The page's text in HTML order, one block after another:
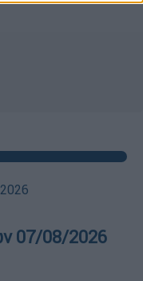
07/08/2026